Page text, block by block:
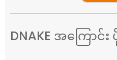
DNAKE အကြောင်